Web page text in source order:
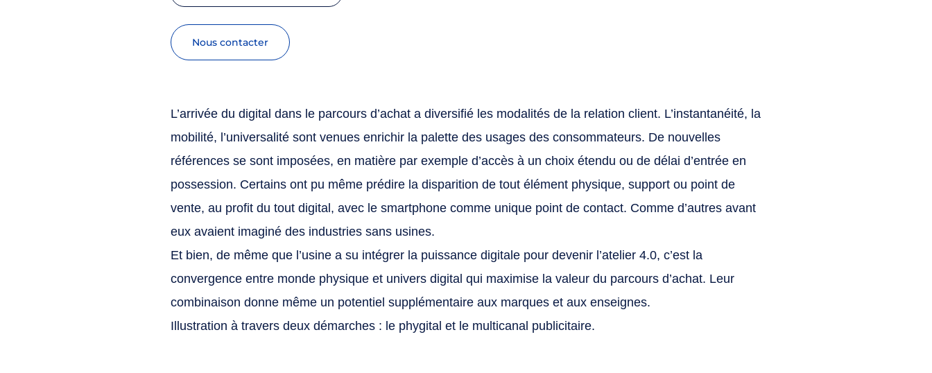
nous contacter
L’arrivée du digital dans le parcours d’achat a diversifié les modalités de la relation client. L’instantanéité, la
mobilité, l’universalité sont venues enrichir la palette des usages des consommateurs. De nouvelles
références se sont imposées, en matière par exemple d’accès à un choix étendu ou de délai d’entrée en
possession. Certains ont pu même prédire la disparition de tout élément physique, support ou point de
vente, au profit du tout digital, avec le smartphone comme unique point de contact. Comme d’autres avant
eux avaient imaginé des industries sans usines.
Et bien, de même que l’usine a su intégrer la puissance digitale pour devenir l’atelier 4.0, c’est la
convergence entre monde physique et univers digital qui maximise la valeur du parcours d’achat. Leur
combinaison donne même un potentiel supplémentaire aux marques et aux enseignes.
Illustration à travers deux démarches : le phygital et le multicanal publicitaire.